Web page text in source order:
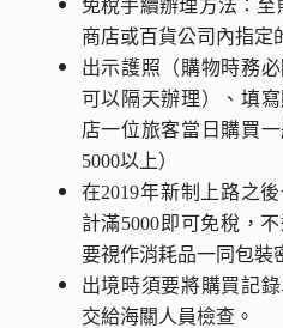
免稅手續辦理方法： 至
商店或百貨公司內指定
出示護照（購物時務
可以隔天辦理）、填
店一位旅客當日購買
5000以上）
在2019年新制上路之
計滿5000即可免稅，
要視作消耗品一同包裝
出境時須要將購買記
交給海關人員檢查。